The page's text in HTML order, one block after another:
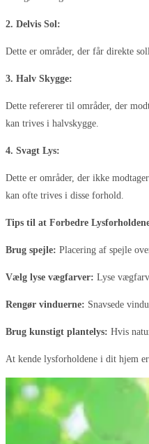
2. Delvis Sol:
Dette er områder, der får direkte
3. Halv Skygge:
Dette refererer til områder, der
kan trives i halvskygge.
4. Svagt Lys:
Dette er områder, der ikke
kan ofte trives i disse forhold.
Tips til at Forbedre
Brug spejle: Placering af spejle
Vælg lyse vægfarver: Lyse
Rengør vinduerne: Snavsede
Brug kunstigt plantelys: Hvis
At kende lysforholdene i dit hjem